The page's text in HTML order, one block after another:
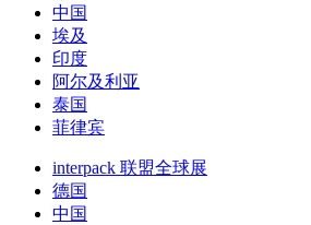
中国
埃及
印度
阿尔及利亚
泰国
菲律宾
interpack 联盟全球展
德国
中国